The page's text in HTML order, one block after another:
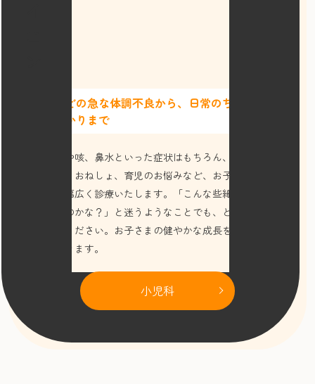
風邪などの急な体調不良から、 日常のちょっとし
た気がかりまで
急な発熱や咳、鼻水といった症状はもちろん、アレルギー
のご相談、おねしょ、育児のお悩みなど、お子さまの健康
について幅広く診療いたします。「こんな些細なこと、聞
いていいのかな？」と迷うようなことでも、どうぞお気軽
にご相談ください。お子さまの健やかな成長を、一緒に見
守っていきます。
小児科